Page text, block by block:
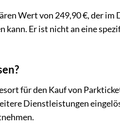
Wert von 249,90 €, der
Er ist nicht an eine
für den Kauf von
Dienstleistungen